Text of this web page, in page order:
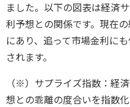
ました。以下の図表は経済
利予想との関係です。現在
にあり、追って市場金利に
されます。
（※）サプライズ指数：経
想との乖離の度合いを指数